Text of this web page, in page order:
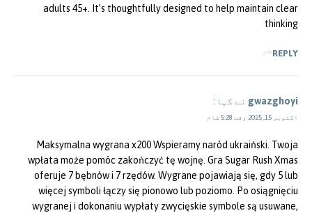
adults 45+. It’s thoughtfully designed to help maintain clear
thinking
REPLY
gwazghoyi نے کہا:
اکتوبر 15, 2025 وقت 5:28 شام
Maksymalna wygrana x200 Wspieramy naród ukraiński. Twoja
wpłata może pomóc zakończyć tę wojnę. Gra Sugar Rush Xmas
oferuje 7 bębnów i 7 rzędów. Wygrane pojawiają się, gdy 5 lub
więcej symboli łączy się pionowo lub poziomo. Po osiągnięciu
wygranej i dokonaniu wypłaty zwycięskie symbole są usuwane,